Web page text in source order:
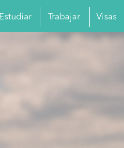
Estudiar Trabajar Visas